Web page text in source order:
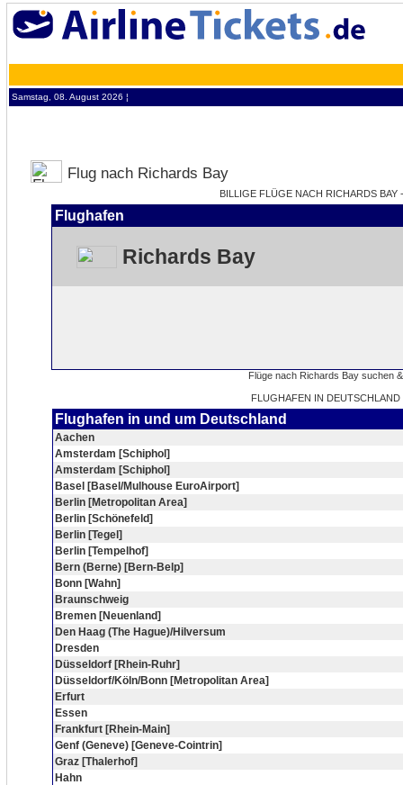
Samstag, 08. August 2026 ¦
Flug nach Richards Bay
BILLIGE FLÜGE NACH RICHARDS
Flughafen
Richards Bay
FLUGHAFEN IN
Flughafen in und um Deutschland
Aachen
Amsterdam [Schiphol]
Amsterdam [Schiphol]
Basel [Basel/Mulhouse EuroAirport]
Berlin [Metropolitan Area]
Berlin [Schönefeld]
Berlin [Tegel]
Berlin [Tempelhof]
Bern (Berne) [Bern-Belp]
Bonn [Wahn]
Braunschweig
Bremen [Neuenland]
Den Haag (The Hague)/Hilversum
Dresden
Düsseldorf [Rhein-Ruhr]
Düsseldorf/Köln/Bonn [Metropolitan Area]
Erfurt
Essen
Frankfurt [Rhein-Main]
Genf (Geneve) [Geneve-Cointrin]
Graz [Thalerhof]
Hahn